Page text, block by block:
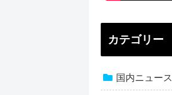
カテゴリー
国内ニュース